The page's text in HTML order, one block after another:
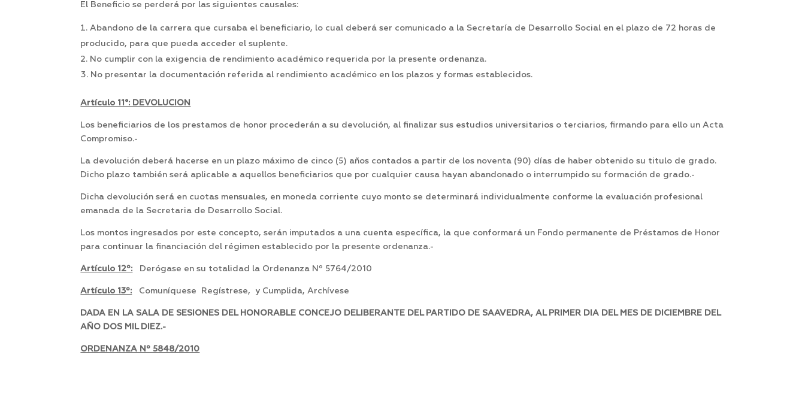
El Beneficio se perderá por las siguientes causales:
Abandono de la carrera que cursaba el beneficiario, lo cual deberá ser comunicado a la Secretaría de Desarrollo Social en el plazo de 72 horas de
producido, para que pueda acceder el suplente.
No cumplir con la exigencia de rendimiento académico requerida por la presente ordenanza.
No presentar la documentación referida al rendimiento académico en los plazos y formas establecidos.
Artículo 11°: DEVOLUCION
Los beneficiarios de los prestamos de honor procederán a su devolución, al finalizar sus estudios universitarios o terciarios, firmando para ello un Acta
Compromiso.-
La devolución deberá hacerse en un plazo máximo de cinco (5) años contados a partir de los noventa (90) días de haber obtenido su titulo de grado.
Dicho plazo también será aplicable a aquellos beneficiarios que por cualquier causa hayan abandonado o interrumpido su formación de grado.-
Dicha devolución será en cuotas mensuales, en moneda corriente cuyo monto se determinará individualmente conforme la evaluación profesional
emanada de la Secretaria de Desarrollo Social.
Los montos ingresados por este concepto, serán imputados a una cuenta específica, la que conformará un Fondo permanente de Préstamos de Honor
para continuar la financiación del régimen establecido por la presente ordenanza.-
Artículo 12º: Derógase en su totalidad la Ordenanza Nº 5764/2010
Artículo 13º: Comuníquese Regístrese, y Cumplida, Archívese
DADA EN LA SALA DE SESIONES DEL HONORABLE CONCEJO DELIBERANTE DEL PARTIDO DE SAAVEDRA, AL PRIMER DIA DEL MES DE DICIEMBRE DEL
AÑO DOS MIL DIEZ.-
ORDENANZA Nº 5848/2010